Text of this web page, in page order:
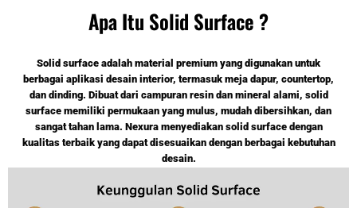
Apa Itu Solid Surface ?
Solid surface adalah material premium yang digunakan untuk
berbagai aplikasi desain interior, termasuk meja dapur, countertop,
dan dinding. Dibuat dari campuran resin dan mineral alami, solid
surface memiliki permukaan yang mulus, mudah dibersihkan, dan
sangat tahan lama. Nexura menyediakan solid surface dengan
kualitas terbaik yang dapat disesuaikan dengan berbagai kebutuhan
desain.